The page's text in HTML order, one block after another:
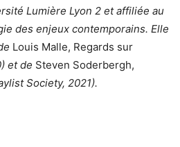
Lumière Lyon 2 et affiliée au
des enjeux contemporains. Elle
Louis Malle, Regards sur
et de Steven Soderbergh,
Society, 2021).